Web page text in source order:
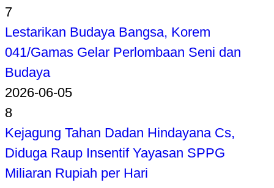
7
Lestarikan Budaya Bangsa, Korem
041/Gamas Gelar Perlombaan Seni dan
Budaya
2026-06-05
8
Kejagung Tahan Dadan Hindayana Cs,
Diduga Raup Insentif Yayasan SPPG
Miliaran Rupiah per Hari